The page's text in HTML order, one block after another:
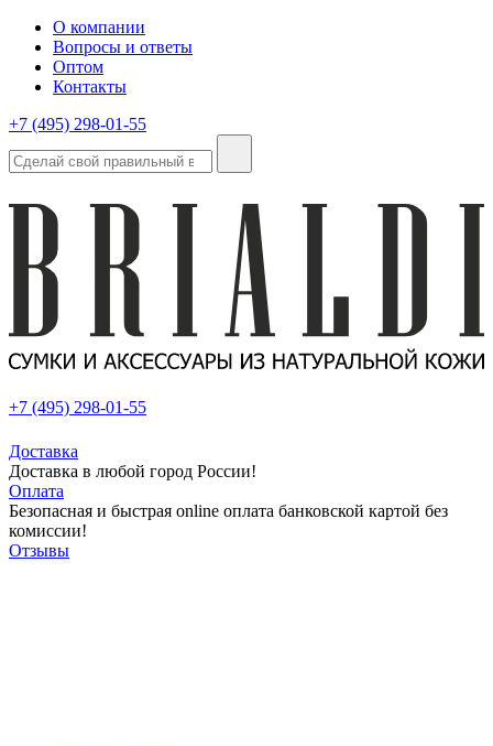
О компании
Вопросы и ответы
Оптом
Контакты
+7 (495) 298-01-55
+7 (495) 298-01-55
Доставка
Доставка в любой город России!
Оплата
Безопасная и быстрая online оплата банковской картой без
комиссии!
Отзывы